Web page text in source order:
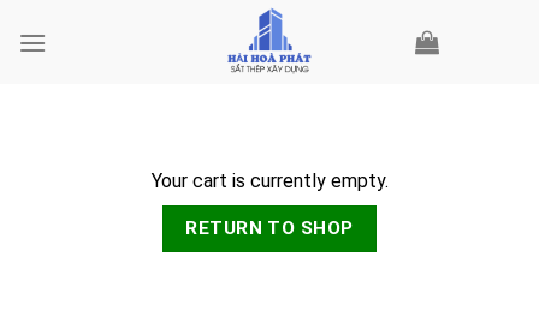
Your cart is currently empty.
RETURN TO SHOP